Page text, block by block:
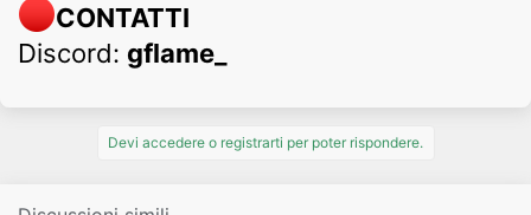
CONTATTI
Discord: gflame_
Devi accedere o registrarti per poter rispondere.